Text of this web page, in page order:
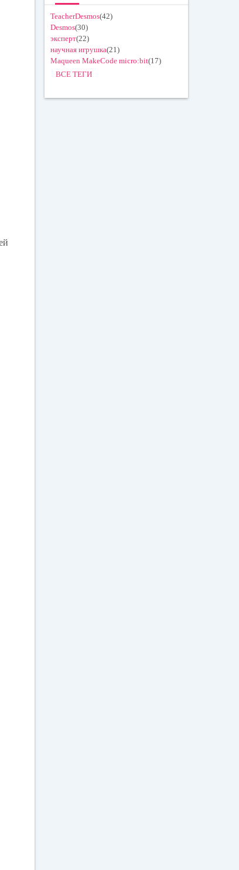
TeacherDesmos(42)
Desmos(30)
эксперт(22)
научная игрушка(21)
Maqueen MakeCode micro:bit(17)
ВСЕ ТЕГИ